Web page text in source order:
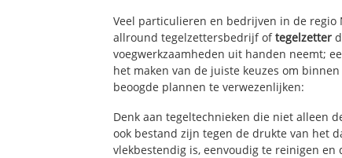
Veel particulieren en bedrijven in de regio
allround tegelzettersbedrijf oftegelzetter
voegwerkzaamheden uit handen neemt;
het maken van de juiste keuzes om
beoogde plannen te verwezenlijken:
Denk aan tegeltechnieken die niet alleen
ook bestand zijn tegen de drukte van het
vlekbestendig is, eenvoudig te reinigen